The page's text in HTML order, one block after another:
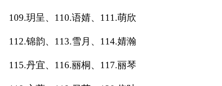
109.玥呈、110.语婧、111.萌欣
112.锦韵、113.雪月、114.婧瀚
115.丹宜、116.丽桐、117.丽琴